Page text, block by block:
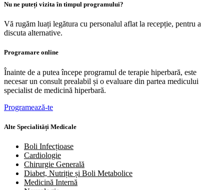
Nu ne puteți vizita în timpul programului?
Vă rugăm luați legătura cu personalul aflat la recepție, pentru a
discuta alternative.
Programare online
Înainte de a putea începe programul de terapie hiperbară, este
necesar un consult prealabil și o evaluare din partea medicului
specialist de medicină hiperbară.
Programează-te
Alte Specialități Medicale
Boli Infecțioase
Cardiologie
Chirurgie Generală
Diabet, Nutriție și Boli Metabolice
Medicină Internă